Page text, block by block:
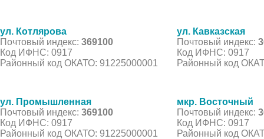
ул. Котлярова
Почтовый индекс: 369100
Код ИФНС: 0917
Районный код ОКАТО: 91225000001
ул. Кавказская
Почтовый индекс:
Код ИФНС: 0917
Районный код
ул. Промышленная
Почтовый индекс: 369100
Код ИФНС: 0917
Районный код ОКАТО: 91225000001
мкр. Восточный
Почтовый индекс:
Код ИФНС: 0917
Районный код